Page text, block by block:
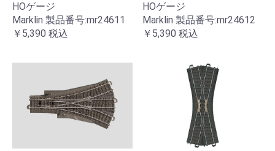
HOゲージ
Marklin 製品番号:mr24611
￥5,390 税込
HOゲージ
Marklin 製品番号:mr24612
￥5,390 税込